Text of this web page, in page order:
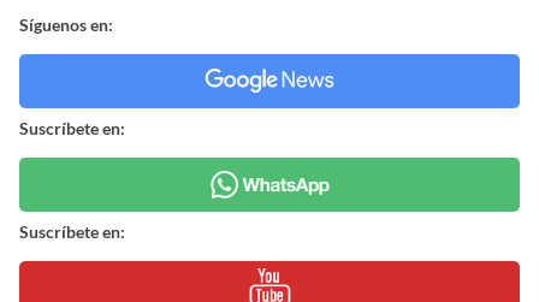
Síguenos en:
Suscríbete en:
Suscríbete en: